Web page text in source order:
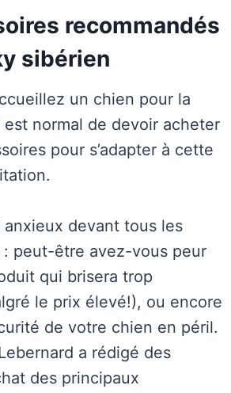
recommandés
sibérien
un chien pour la
normal de devoir acheter
pour s’adapter à cette
devant tous les
: peut-être avez-vous peur
qui brisera trop
le prix élevé!), ou encore
de votre chien en péril.
a rédigé des
des principaux